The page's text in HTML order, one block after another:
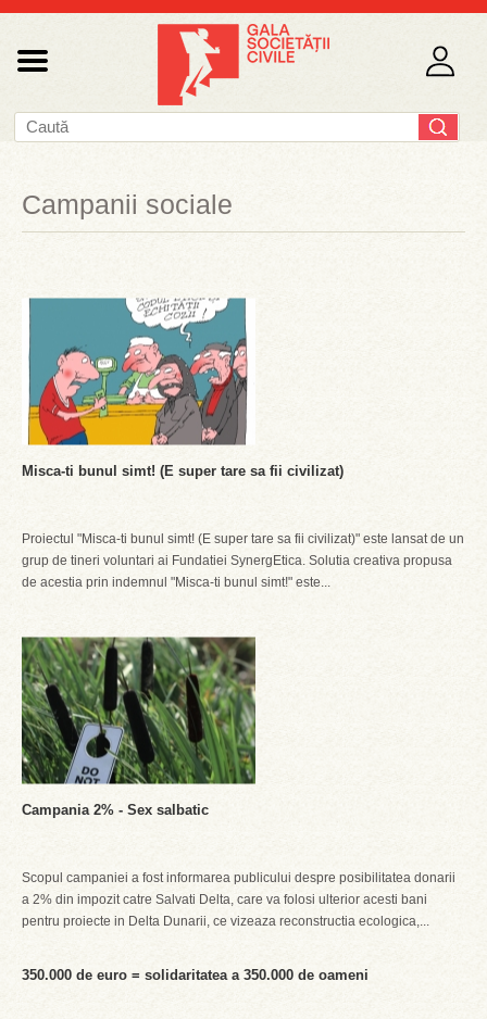
Campanii sociale
Misca-ti bunul simt! (E super tare sa fii civilizat)
Proiectul "Misca-ti bunul simt! (E super tare sa fii civilizat)" este lansat de un
grup de tineri voluntari ai Fundatiei SynergEtica. Solutia creativa propusa
de acestia prin indemnul "Misca-ti bunul simt!" este...
Campania 2% - Sex salbatic
Scopul campaniei a fost informarea publicului despre posibilitatea donarii
a 2% din impozit catre Salvati Delta, care va folosi ulterior acesti bani
pentru proiecte in Delta Dunarii, ce vizeaza reconstructia ecologica,...
350.000 de euro = solidaritatea a 350.000 de oameni